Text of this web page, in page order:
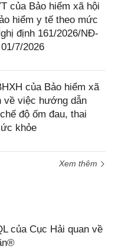
của Bảo hiểm xã hội
hiểm y tế theo mức
định 161/2026/NĐ-
7/2026
của Bảo hiểm xã
về việc hướng dẫn
độ ốm đau, thai
khỏe
Xem thêm
của Cục Hải quan về